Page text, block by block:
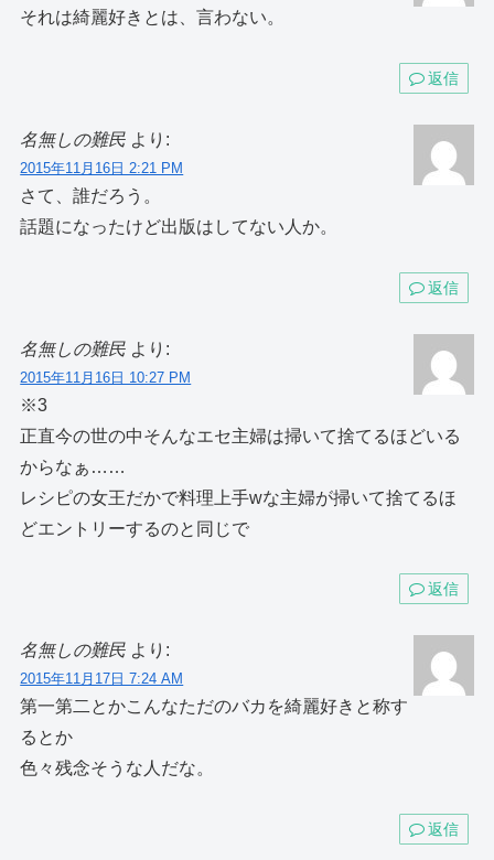
それは綺麗好きとは、言わない。
返信
名無しの難民 より:
2015年11月16日 2:21 PM
さて、誰だろう。
話題になったけど出版はしてない人か。
返信
名無しの難民 より:
2015年11月16日 10:27 PM
※3
正直今の世の中そんなエセ主婦は掃いて捨てるほどいる
からなぁ……
レシピの女王だかで料理上手wな主婦が掃いて捨てるほ
どエントリーするのと同じで
返信
名無しの難民 より:
2015年11月17日 7:24 AM
第一第二とかこんなただのバカを綺麗好きと称す
るとか
色々残念そうな人だな。
返信